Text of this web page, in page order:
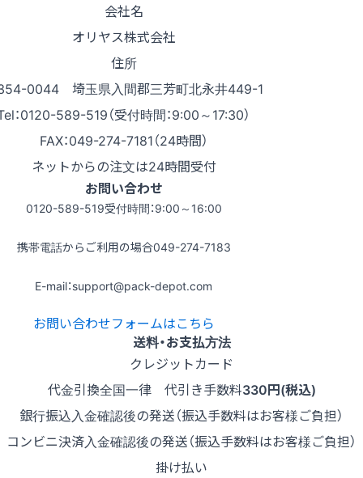
会社名
オリヤス株式会社
住所
0044 埼玉県入間郡三芳町北永井449-1
：0120-589-519（受付時間：9:00～17:30）
FAX：049-274-7181（24時間）
ネットからの注文は24時間受付
お問い合わせ
0120-589-519受付時間：9:00～16:00
携帯電話からご利用の場合049-274-7183
E-mail：support@pack-depot.com
お問い合わせフォームはこちら
送料・お支払方法
クレジットカード
代金引換全国一律 代引き手数料330円(税込)
銀行振込入金確認後の発送（振込手数料はお客様ご負担）
コンビニ決済入金確認後の発送（振込手数料はお客様ご負担）
掛け払い